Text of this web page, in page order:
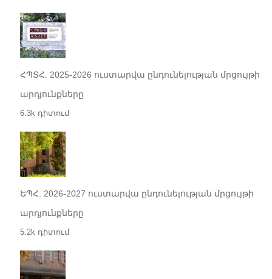
ՀՊՏՀ. 2025-2026 ուստարվա ընդունելության մրցույթի
արդյունքները
6.3k դիտում
ԵՊՀ. 2026-2027 ուստարվա ընդունելության մրցույթի
արդյունքները
5.2k դիտում